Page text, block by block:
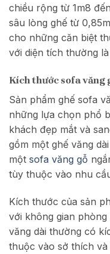
chiều rộng từ 1m8
sâu lòng ghế từ
cho những căn biệt
với diện tích thường
Kích thước sofa văng
Sản phẩm ghế sofa
những lựa chọn phổ
khách đẹp mắt và
gồm một ghế văng
một sofa văng gỗ
tùy thuộc vào nhu
Kích thước của sản
với không gian
văng dài thường có
thuộc vào sở thích